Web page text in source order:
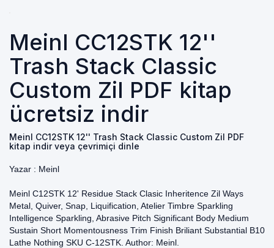
Meinl CC12STK 12''
Trash Stack Classic
Custom Zil PDF kitap
ücretsiz indir
Meinl CC12STK 12'' Trash Stack Classic Custom Zil PDF
kitap indir veya çevrimiçi dinle
Yazar : Meinl
Meinl C12STK 12' Residue Stack Clasic Inheritence Zil Ways
Metal, Quiver, Snap, Liquification, Atelier Timbre Sparkling
Intelligence Sparkling, Abrasive Pitch Significant Body Medium
Sustain Short Momentousness Trim Finish Briliant Substantial B10
Lathe Nothing SKU C-12STK. Author: Meinl.